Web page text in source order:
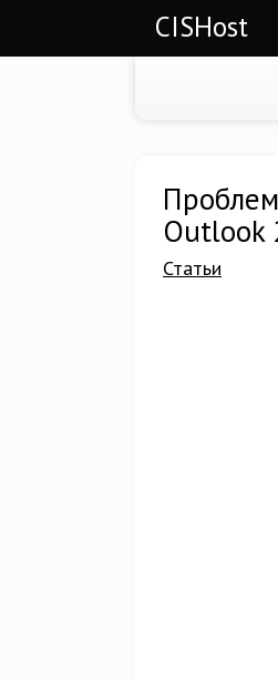
CISHost
Outlook
Статьи